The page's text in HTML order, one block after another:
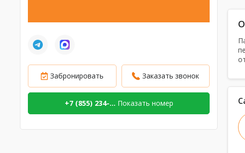
Забронировать Заказать звонок
+7 (855) 234-... Показать номер